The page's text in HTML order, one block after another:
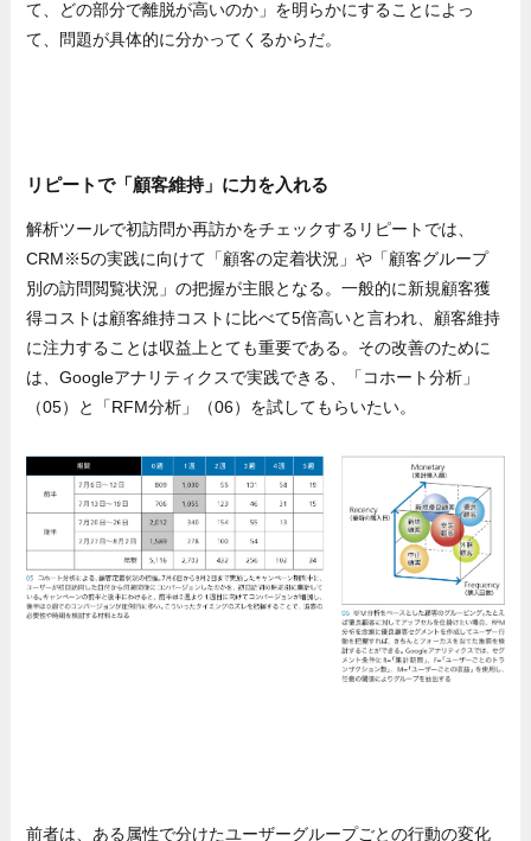
て、どの部分で離脱が高いのか」を明らかにすることによっ
て、問題が具体的に分かってくるからだ。
リピートで「顧客維持」に力を入れる
解析ツールで初訪問か再訪かをチェックするリピートでは、
CRM※5の実践に向けて「顧客の定着状況」や「顧客グループ
別の訪問閲覧状況」の把握が主眼となる。一般的に新規顧客獲
得コストは顧客維持コストに比べて5倍高いと言われ、顧客維持
に注力することは収益上とても重要である。その改善のために
は、Googleアナリティクスで実践できる、「コホート分析」
（05）と「RFM分析」（06）を試してもらいたい。
前者は、ある属性で分けたユーザーグループごとの行動の変化